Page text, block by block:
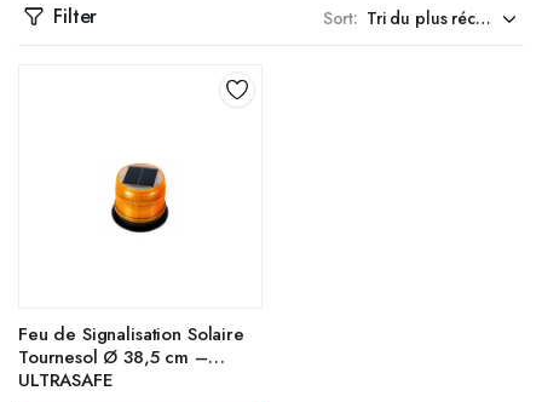
Filter Sort:
Feu de Signalisation Solaire
Tournesol Ø 38,5 cm –
ULTRASAFE